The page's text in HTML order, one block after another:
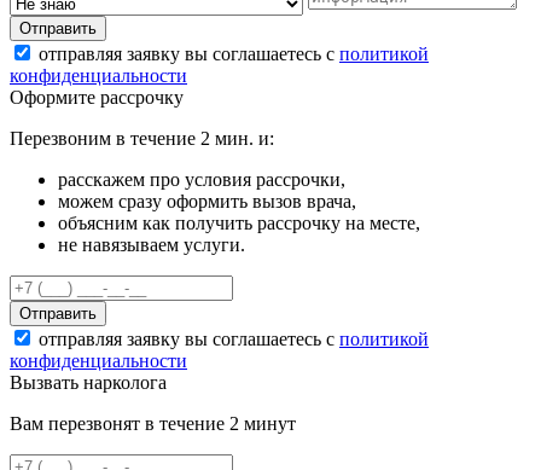
Отправить
отправляя заявку вы соглашаетесь с политикой
конфиденциальности
Оформите рассрочку
Перезвоним в течение 2 мин. и:
расскажем про условия рассрочки,
можем сразу оформить вызов врача,
объясним как получить рассрочку на месте,
не навязываем услуги.
Отправить
отправляя заявку вы соглашаетесь с политикой
конфиденциальности
Вызвать нарколога
Вам перезвонят в течение 2 минут